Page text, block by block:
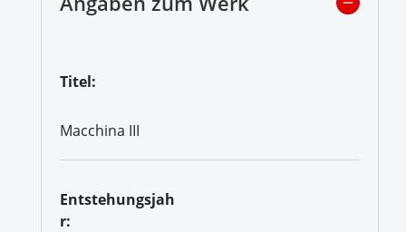
Titel:
Macchina III
Entstehungsjah
r: